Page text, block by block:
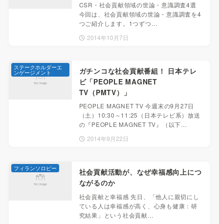
CSR・社会貢献領域の世論・意識調査4選
今回は、社会貢献領域の世論・意識調査を4
つご紹介します。1つずつ…
2014年10月7日
ガチンコな社会貢献番組！ 日本テレ
ビ「PEOPLE MAGNET
TV（PMTV）」
PEOPLE MAGNET TV 今週末の9月27日
（土）10:30～11:25（日本テレビ系）放送
の『PEOPLE MAGNET TV』（以下…
2014年9月22日
ステークホルダーエ
ンゲージメント
社会貢献活動が、なぜ幸福感向上につ
ながるのか
社会貢献と幸福感 先日、「他人に親切にし
ている人は幸福感が高く、心身も健康：研
究結果」という社会貢献…
フィランソロピー